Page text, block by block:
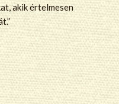
akik értelmesen